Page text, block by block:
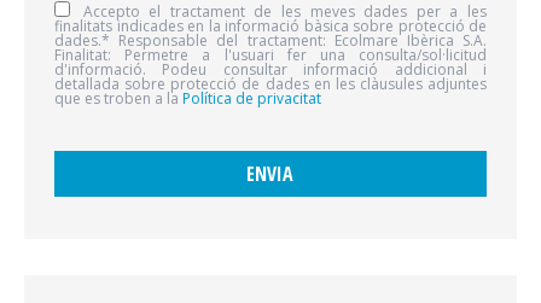
Accepto el tractament de les meves dades per a les
finalitats indicades en la informació bàsica sobre protecció de
dades.* Responsable del tractament: Ecolmare Ibèrica S.A.
Finalitat: Permetre a l'usuari fer una consulta/sol·licitud
d'informació. Podeu consultar informació addicional i
detallada sobre protecció de dades en les clàusules adjuntes
que es troben a la Política de privacitat